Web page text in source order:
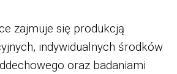
zajmuje się produkcją
indywidualnych środków
oraz badaniami